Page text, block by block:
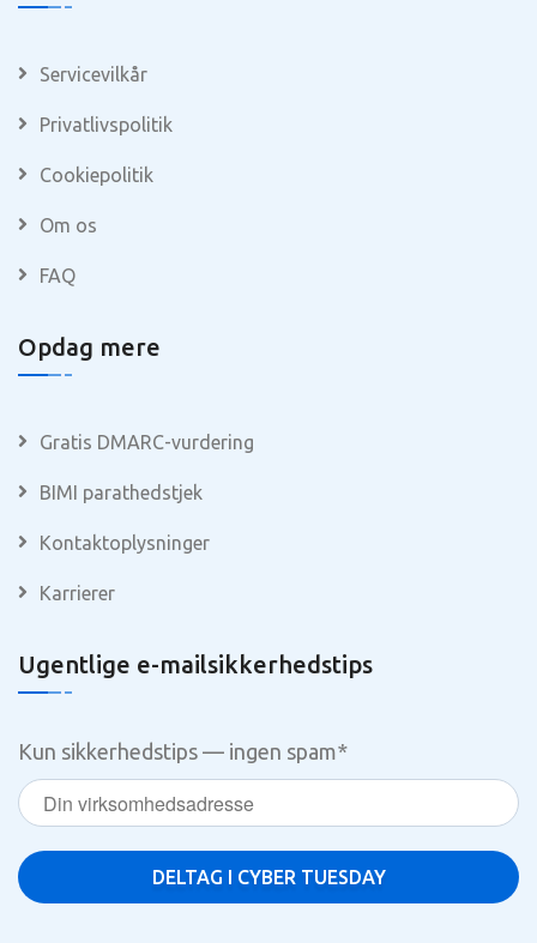
Servicevilkår
Privatlivspolitik
Cookiepolitik
Om os
FAQ
Opdag mere
Gratis DMARC-vurdering
BIMI parathedstjek
Kontaktoplysninger
Karrierer
Ugentlige e-mailsikkerhedstips
Kun sikkerhedstips — ingen spam*